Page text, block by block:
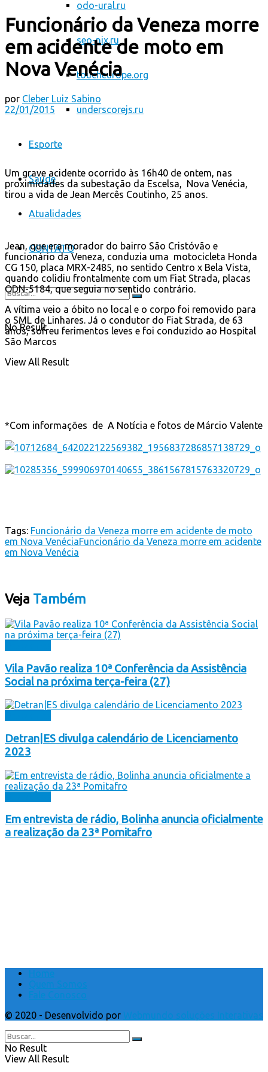
odo-ural.ru
seo-nix.ru
toucheurope.org
underscorejs.ru
Esporte
Saúde
Atualidades
CONTATO
No Result
View All Result
Funcionário da Veneza morre
em acidente de moto em
Nova Venécia
por Cleber Luiz Sabino
22/01/2015
Um grave acidente ocorrido às 16h40 de ontem, nas
proximidades da subestação da Escelsa, Nova Venécia,
tirou a vida de Jean Mercês Coutinho, 25 anos.
Jean, que era morador do bairro São Cristóvão e
funcionário da Veneza, conduzia uma motocicleta Honda
CG 150, placa MRX-2485, no sentido Centro x Bela Vista,
quando colidiu frontalmente com um Fiat Strada, placas
ODN-5184, que seguia no sentido contrário.
A vítima veio a óbito no local e o corpo foi removido para
o SML de Linhares. Já o condutor do Fiat Strada, de 63
anos, sofreu ferimentos leves e foi conduzido ao Hospital
São Marcos
*Com informações de A Notícia e fotos de Márcio Valente
Tags: Funcionário da Veneza morre em acidente de moto
em Nova VenéciaFuncionário da Veneza morre em acidente
em Nova Venécia
Veja Também
Vila Pavão realiza 10ª Conferência da Assistência
Social na próxima terça-feira (27)
Detran|ES divulga calendário de Licenciamento
2023
Em entrevista de rádio, Bolinha anuncia oficialmente
a realização da 23ª Pomitafro
Home
Quem Somos
Fale Conosco
© 2020 - Desenvolvido por Webmundo soluções Interativas
No Result
View All Result